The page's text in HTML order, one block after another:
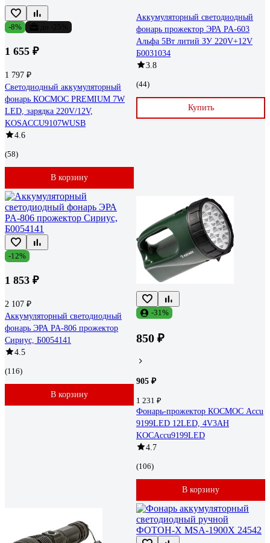
-8%
1 655 ₽
1 797 ₽
Светодиодный аккумуляторный
фонарь КОСМОС PREMIUM 7W
LED, зарядка 220V/12V,
KOSACCU9107WUSB
4.6
(58)
В корзину
Аккумуляторный светодиодный
фонарь прожектор ЭРА PA-603
Альфа 5Вт литий ЗУ 220V+12V
Б0031034
3.8
(44)
Купить
-12%
1 853 ₽
2 107 ₽
Аккумуляторный светодиодный
фонарь ЭРА PA-806 прожектор
Сириус, Б0054141
4.5
(116)
В корзину
-31%
850 ₽
905 ₽
1 231 ₽
Фонарь-прожектор КОСМОС Accu
9199LED 12LED, 4V3AH
KOCAccu9199LED
4.7
(106)
В корзину